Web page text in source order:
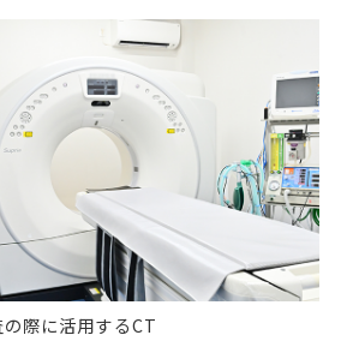
際に活用するCT